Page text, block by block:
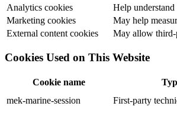
Analytics cookies
Help understand
Marketing cookies
May help
External content cookies
May allow third-
Cookies Used on This Website
Cookie name
mek-marine-session
First-party